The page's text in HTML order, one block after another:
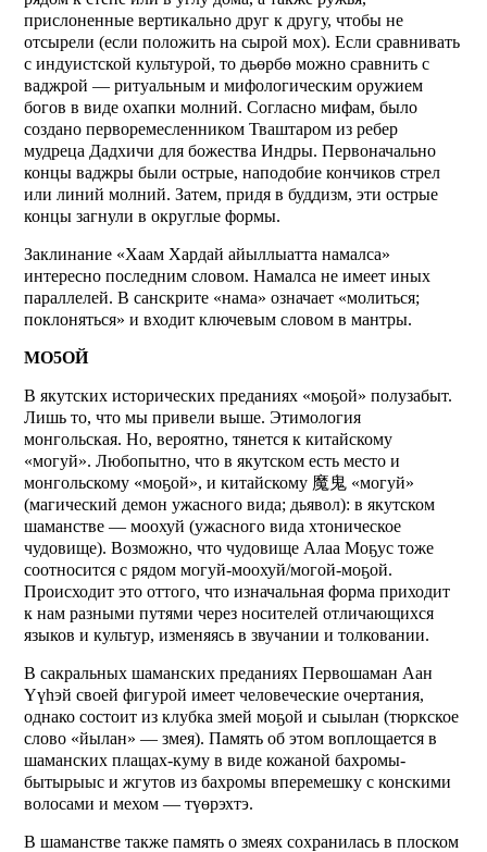
прислоненные вертикально друг к другу, чтобы не
отсырели (если положить на сырой мох). Если сравнивать
с индуистской культурой, то дьөрбө можно сравнить с
ваджрой — ритуальным и мифологическим оружием
богов в виде охапки молний. Согласно мифам, было
создано перворемесленником Тваштаром из ребер
мудреца Дадхичи для божества Индры. Первоначально
концы ваджры были острые, наподобие кончиков стрел
или линий молний. Затем, придя в буддизм, эти острые
концы загнули в округлые формы.
Заклинание «Хаам Хардай айыллыатта намалса»
интересно последним словом. Намалса не имеет иных
параллелей. В санскрите «нама» означает «молиться;
поклоняться» и входит ключевым словом в мантры.
МО5ОЙ
В якутских исторических преданиях «моҕой» полузабыт.
Лишь то, что мы привели выше. Этимология
монгольская. Но, вероятно, тянется к китайскому
«могуй». Любопытно, что в якутском есть место и
монгольскому «моҕой», и китайскому 魔鬼 «могуй»
(магический демон ужасного вида; дьявол): в якутском
шаманстве — моохуй (ужасного вида хтоническое
чудовище). Возможно, что чудовище Алаа Моҕус тоже
соотносится с рядом могуй-моохуй/могой-моҕой.
Происходит это оттого, что изначальная форма приходит
к нам разными путями через носителей отличающихся
языков и культур, изменяясь в звучании и толковании.
В сакральных шаманских преданиях Первошаман Аан
Yүhэй своей фигурой имеет человеческие очертания,
однако состоит из клубка змей моҕой и сыылан (тюркское
слово «йылан» — змея). Память об этом воплощается в
шаманских плащах-куму в виде кожаной бахромы-
бытырыыс и жгутов из бахромы вперемешку с конскими
волосами и мехом — түөрэхтэ.
В шаманстве также память о змеях сохранилась в плоском